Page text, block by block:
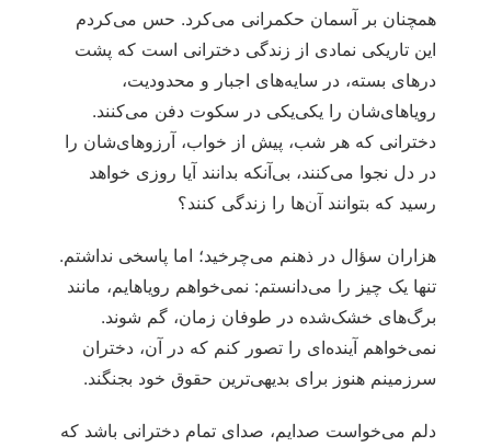
همچنان بر آسمان حکمرانی می‌کرد. حس می‌کردم
این تاریکی نمادی از زندگی دخترانی است که پشت
درهای بسته، در سایه‌های اجبار و محدودیت،
رویاهای‌شان را یکی‌یکی در سکوت دفن می‌کنند.
دخترانی که هر شب، پیش از خواب، آرزوهای‌شان را
در دل نجوا می‌کنند، بی‌آنکه بدانند آیا روزی خواهد
رسید که بتوانند آن‌ها را زندگی کنند؟
هزاران سؤال در ذهنم می‌چرخید؛ اما پاسخی نداشتم.
تنها یک چیز را می‌دانستم: نمی‌خواهم رویاهایم، مانند
برگ‌های خشک‌شده در طوفان زمان، گم شوند.
نمی‌خواهم آینده‌ای را تصور کنم که در آن، دختران
سرزمینم هنوز برای بدیهی‌ترین حقوق خود بجنگند.
دلم می‌خواست صدایم، صدای تمام دخترانی باشد که